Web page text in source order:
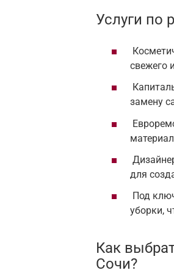
Услуги по
свежего
замену
для
Под
уборки,
Как
Сочи?